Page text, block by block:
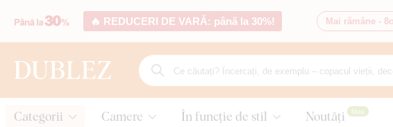
🔥 REDUCERI DE VARĂ: până la 30%! Mai rămâne - 8o
Categorii Camere În funcție de stil Noutăți Nou